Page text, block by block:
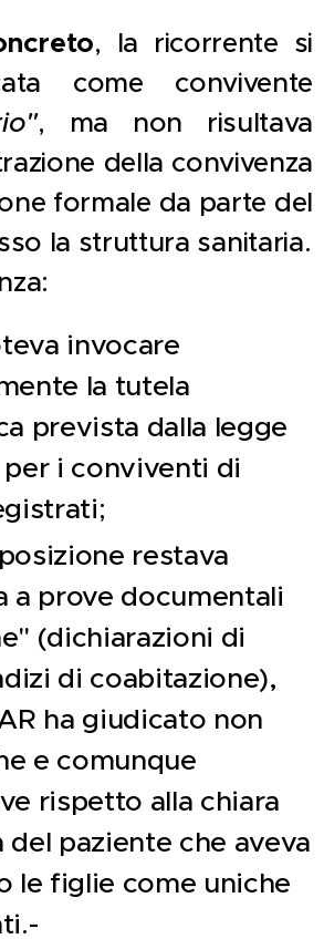
, la ricorrente si
come convivente
, ma non risultava
della convivenza
formale da parte del
la struttura sanitaria.
invocare
la tutela
prevista dalla legge
per i conviventi di
restava
a prove documentali
(dichiarazioni di
di coabitazione),
ha giudicato non
e comunque
rispetto alla chiara
del paziente che aveva
le figlie come uniche